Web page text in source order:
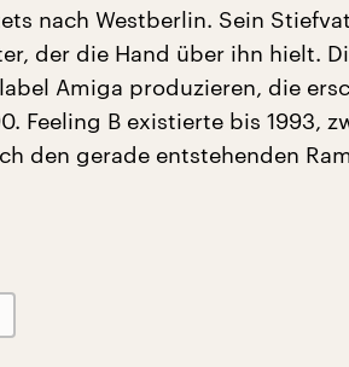
nach Westberlin. Sein
der die Hand über ihn hielt.
Amiga produzieren, die
Feeling B existierte bis 1993,
den gerade entstehenden